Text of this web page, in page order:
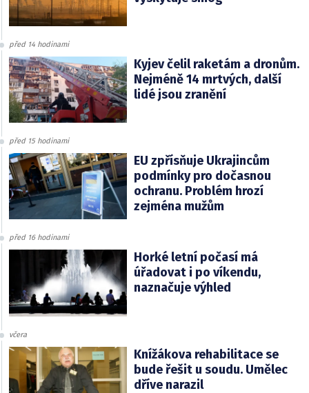
před 14 hodinami
Kyjev čelil raketám a dronům.
Nejméně 14 mrtvých, další
lidé jsou zranění
před 15 hodinami
EU zpřísňuje Ukrajincům
podmínky pro dočasnou
ochranu. Problém hrozí
zejména mužům
před 16 hodinami
Horké letní počasí má
úřadovat i po víkendu,
naznačuje výhled
včera
Knížákova rehabilitace se
bude řešit u soudu. Umělec
dříve narazil